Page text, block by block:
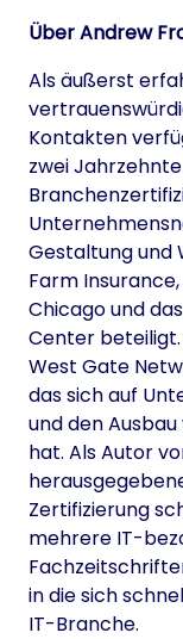
ÜberAndrew
Als äußerst
Kontakten
zwei
Gestaltung und
Farm
Chicago und
Center
West Gate
das sich auf
und den
hat. Als Autor
Zertifizierung
mehrere IT-
in die sich
IT-Branche.